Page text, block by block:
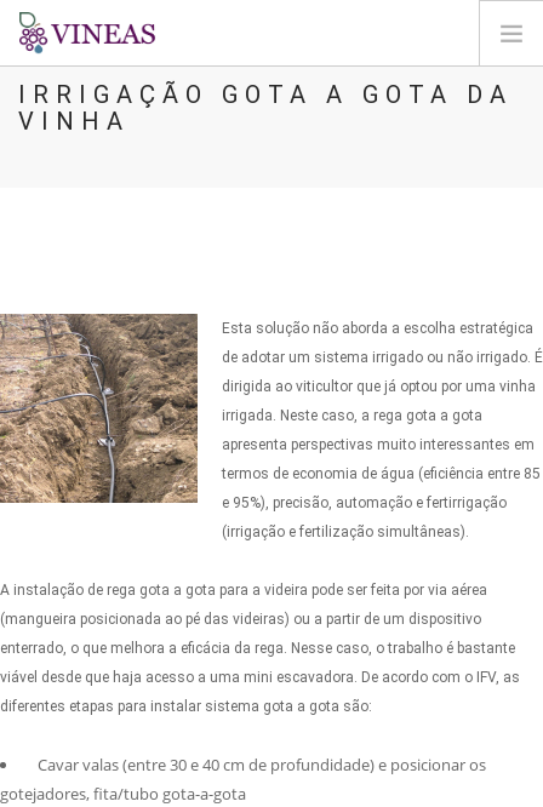
PÁGINA INICIAL
LOGIN
PT
IRRIGAÇÃO GOTA A GOTA DA
VINHA
Esta solução não aborda a escolha estratégica
de adotar um sistema irrigado ou não irrigado. É
dirigida ao viticultor que já optou por uma vinha
irrigada. Neste caso, a rega gota a gota
apresenta perspectivas muito interessantes em
termos de economia de água (eficiência entre 85
e 95%), precisão, automação e fertirrigação
(irrigação e fertilização simultâneas).
A instalação de rega gota a gota para a videira pode ser feita por via aérea
(mangueira posicionada ao pé das videiras) ou a partir de um dispositivo
enterrado, o que melhora a eficácia da rega. Nesse caso, o trabalho é bastante
viável desde que haja acesso a uma mini escavadora. De acordo com o IFV, as
diferentes etapas para instalar sistema gota a gota são:
Cavar valas (entre 30 e 40 cm de profundidade) e posicionar os
gotejadores, fita/tubo gota-a-gota